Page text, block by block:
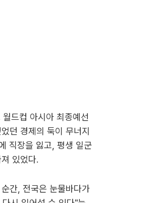
드컵 아시아 최종예선
던 경제의 둑이 무너지
직장을 잃고, 평생 일군
있었다.
간, 전국은 눈물바다가